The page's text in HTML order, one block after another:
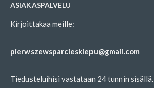
ASIAKASPALVELU
Kirjoittakaa meille:
pierwszewsparciesklepu@gmail.com
Tiedusteluihisi vastataan 24 tunnin sisällä.